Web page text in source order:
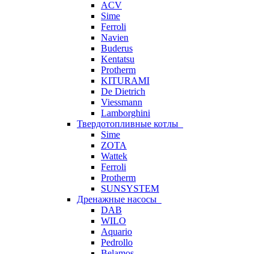
ACV
Sime
Ferroli
Navien
Buderus
Kentatsu
Protherm
KITURAMI
De Dietrich
Viessmann
Lamborghini
Твердотопливные котлы
Sime
ZOTA
Wattek
Ferroli
Protherm
SUNSYSTEM
Дренажные насосы
DAB
WILO
Aquario
Pedrollo